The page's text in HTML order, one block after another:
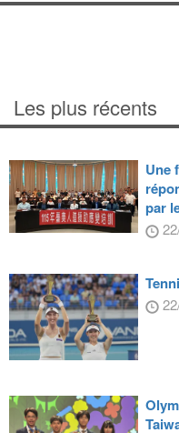
Les plus récents
Une
par